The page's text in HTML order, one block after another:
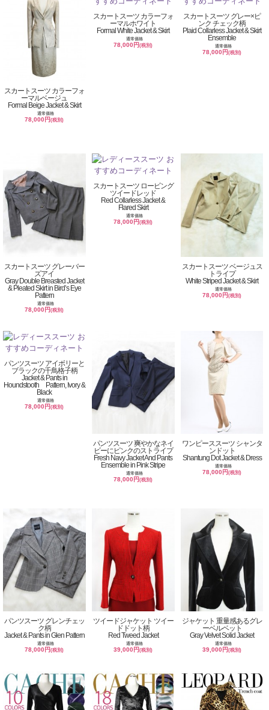
スカートスーツ カラーフォ
ーマルベージュ
Formal Beige Jacket & Skirt
通常価格
78,000円(税別)
スカートスーツ カラーフォ
ーマルホワイト
Formal White Jacket & Skirt
通常価格
78,000円(税別)
スカートスーツ グレー×ピ
ンク チェック柄
Plaid Collarless Jacket & Skirt
Ensemble
通常価格
78,000円(税別)
スカートスーツ グレーバー
ズアイ
Gray Double Breasted Jacket
& Pleated Skirt in Bird’s Eye
Pattern
通常価格
78,000円(税別)
スカートスーツ ロービング
ツイードレッド
Red Collarless Jacket &
Flared Skirt
通常価格
78,000円(税別)
スカートスーツ ベージュス
トライプ
White Striped Jacket & Skirt
通常価格
78,000円(税別)
パンツスーツ アイボリーと
ブラックの千鳥格子柄
Jacket & Pants in
Houndstooth Pattern, Ivory &
Black
通常価格
78,000円(税別)
パンツスーツ 爽やかなネイ
ビーにピンクのストライプ
Fresh Navy Jacket And Pants
Ensemble in Pink Stripe
通常価格
78,000円(税別)
ワンピーススーツ シャンタ
ンドット
Shantung Dot Jacket & Dress
通常価格
78,000円(税別)
パンツスーツ グレンチェッ
ク柄
Jacket & Pants in Glen Pattern
通常価格
78,000円(税別)
ツイードジャケット ツイー
ドドット柄
Red Tweed Jacket
通常価格
39,000円(税別)
ジャケット 重量感あるグレ
ーベルベット
Gray Velvet Solid Jacket
通常価格
39,000円(税別)